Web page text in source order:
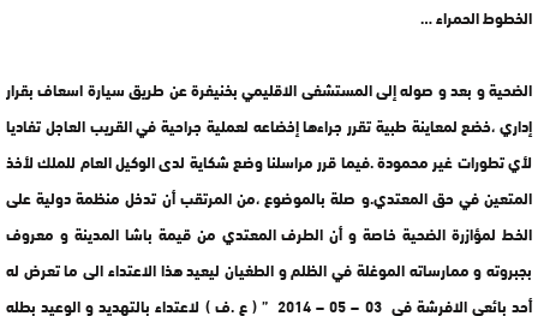
الخطوط الحمراء …
الضحية و بعد و صوله إلى المستشفى الاقليمي بخنيفرة عن طريق سيارة اسعاف بقرار
إداري ،خضع لمعاينة طبية تقرر جراءها إخضاعه لعملية جراحية في القريب العاجل تفاديا
لأي تطورات غير محمودة .فيما قرر مراسلنا وضع شكاية لدى الوكيل العام للملك لأخذ
المتعين في حق المعتدي.و صلة بالموضوع ،من المرتقب أن تدخل منظمة دولية على
الخط لمؤازرة الضحية خاصة و أن الطرف المعتدي من قيمة باشا المدينة و معروف
بجبروته و ممارساته الموغلة في الظلم و الطغيان ليعيد هذا الاعتداء الى ما تعرض له
أحد بائعي الافرشة في 03 – 05 – 2014 ” ( ع .ف ) لاعتداء بالتهديد و الوعيد بطله